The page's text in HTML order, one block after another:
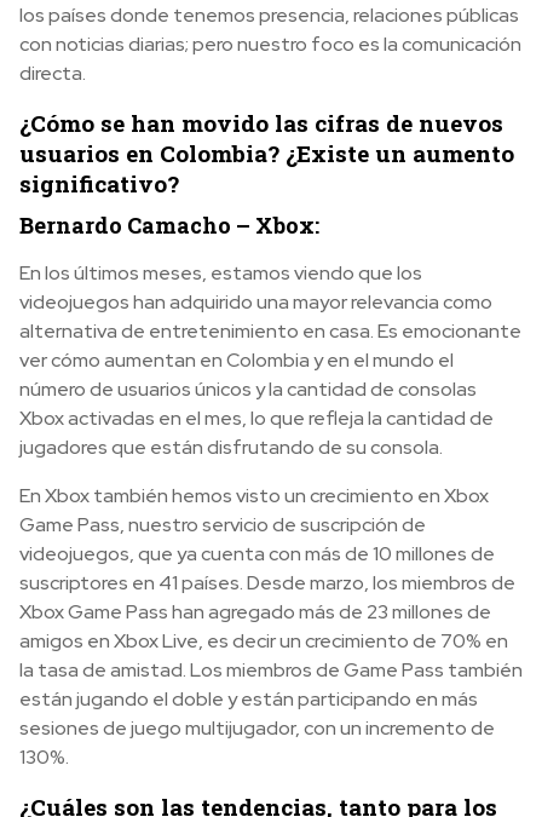
los países donde tenemos presencia, relaciones públicas
con noticias diarias; pero nuestro foco es la comunicación
directa.
¿Cómo se han movido las cifras de nuevos
usuarios en Colombia? ¿Existe un aumento
significativo?
Bernardo Camacho – Xbox:
En los últimos meses, estamos viendo que los
videojuegos han adquirido una mayor relevancia como
alternativa de entretenimiento en casa. Es emocionante
ver cómo aumentan en Colombia y en el mundo el
número de usuarios únicos y la cantidad de consolas
Xbox activadas en el mes, lo que refleja la cantidad de
jugadores que están disfrutando de su consola.
En Xbox también hemos visto un crecimiento en Xbox
Game Pass, nuestro servicio de suscripción de
videojuegos, que ya cuenta con más de 10 millones de
suscriptores en 41 países. Desde marzo, los miembros de
Xbox Game Pass han agregado más de 23 millones de
amigos en Xbox Live, es decir un crecimiento de 70% en
la tasa de amistad. Los miembros de Game Pass también
están jugando el doble y están participando en más
sesiones de juego multijugador, con un incremento de
130%.
¿Cuáles son las tendencias, tanto para los